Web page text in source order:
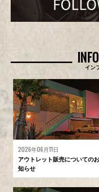
イン
2026年06月11日
アウトレット販売についてのお
知らせ